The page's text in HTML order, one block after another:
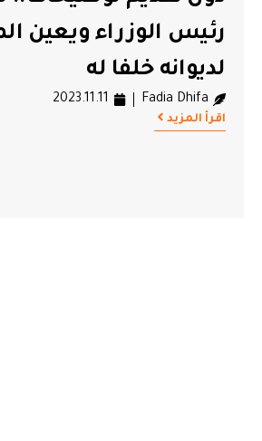
رئيس الوزراء ويعين
لديوانه خلفا له
Fadia Dhifa
2023.11.11
اقرأ المزيد